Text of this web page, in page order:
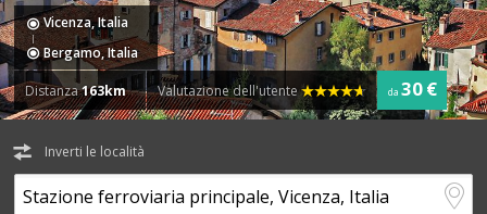
Vicenza, Italia
Bergamo, Italia
Distanza163km Valutazione dell'utente da 30 €
Inverti le località